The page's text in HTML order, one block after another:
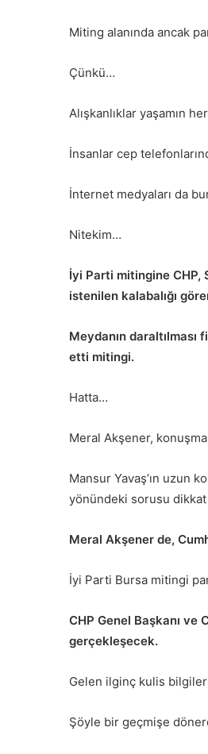
Miting alanında ancak
Çünkü…
Alışkanlıklar yaşamın
İnsanlar cep
İnternet medyaları da
Nitekim…
İyi Parti mitingine CHP,
istenilen kalabalığı
Meydanın daraltılması
etti mitingi.
Hatta…
Meral Akşener,
Mansur Yavaş’ın uzun
yönündeki sorusu
Meral Akşener de,
İyi Parti Bursa mitingi
CHP Genel Başkanı ve
gerçekleşecek.
Gelen ilginç kulis
Şöyle bir geçmişe